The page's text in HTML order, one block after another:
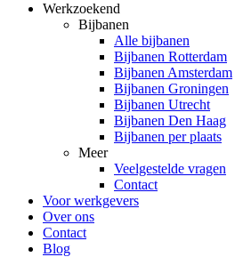
Werkzoekend
Bijbanen
Alle bijbanen
Bijbanen Rotterdam
Bijbanen Amsterdam
Bijbanen Groningen
Bijbanen Utrecht
Bijbanen Den Haag
Bijbanen per plaats
Meer
Veelgestelde vragen
Contact
Voor werkgevers
Over ons
Contact
Blog